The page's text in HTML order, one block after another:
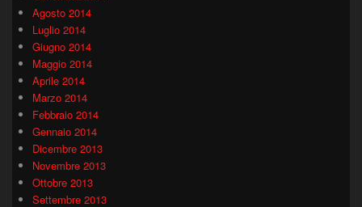
Agosto 2014
Luglio 2014
Giugno 2014
Maggio 2014
Aprile 2014
Marzo 2014
Febbraio 2014
Gennaio 2014
Dicembre 2013
Novembre 2013
Ottobre 2013
Settembre 2013